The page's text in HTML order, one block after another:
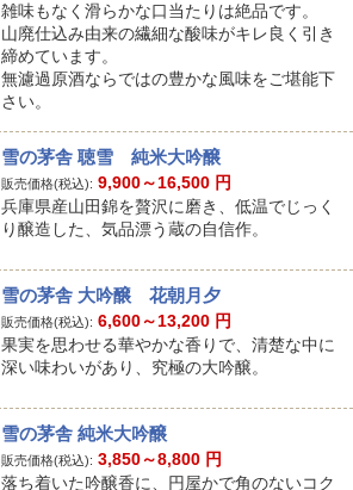
雑味もなく滑らかな口当たりは絶品です。
山廃仕込み由来の繊細な酸味がキレ良く引き
締めています。
無濾過原酒ならではの豊かな風味をご堪能下
さい。
雪の茅舎 聴雪 純米大吟醸
販売価格(税込): 9,900～16,500 円
兵庫県産山田錦を贅沢に磨き、低温でじっく
り醸造した、気品漂う蔵の自信作。
雪の茅舎 大吟醸 花朝月夕
販売価格(税込): 6,600～13,200 円
果実を思わせる華やかな香りで、清楚な中に
深い味わいがあり、究極の大吟醸。
雪の茅舎 純米大吟醸
販売価格(税込): 3,850～8,800 円
落ち着いた吟醸香に、円屋かで角のないコク